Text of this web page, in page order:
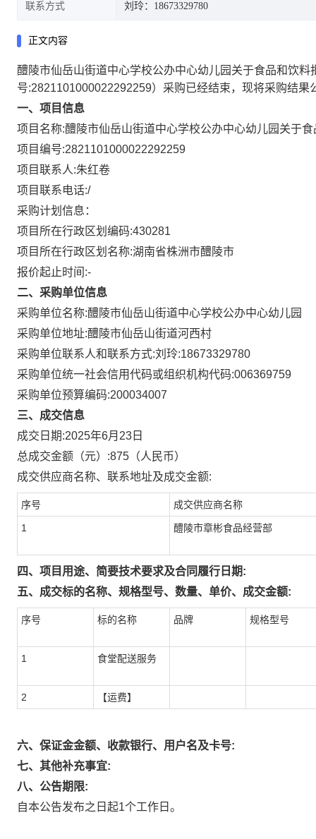
联系方式 刘玲：18673329780
正文内容
醴陵市仙岳山街道中心学校公办中心幼儿园关于食品和饮料
号:2821101000022292259）采购已经结束，现将采购结果
一、项目信息
项目名称:醴陵市仙岳山街道中心学校公办中心幼儿园关于
项目编号:2821101000022292259
项目联系人:朱红卷
项目联系电话:/
采购计划信息：
项目所在行政区划编码:430281
项目所在行政区划名称:湖南省株洲市醴陵市
报价起止时间:-
二、采购单位信息
采购单位名称:醴陵市仙岳山街道中心学校公办中心幼儿园
采购单位地址:醴陵市仙岳山街道河西村
采购单位联系人和联系方式:刘玲:18673329780
采购单位统一社会信用代码或组织机构代码:006369759
采购单位预算编码:200034007
三、成交信息
成交日期:2025年6月23日
总成交金额（元）:875 （人民币）
成交供应商名称、联系地址及成交金额:
序号 成交供应商名称
1 醴陵市章彬食品经营部
四、项目用途、简要技术要求及合同履行日期:
五、成交标的名称、规格型号、数量、单价、成交金额:
序号 标的名称 品牌 规格型号
1 食堂配送服务
2 【运费】
六、保证金金额、收款银行、用户名及卡号:
七、其他补充事宜:
八、公告期限:
自本公告发布之日起1个工作日。